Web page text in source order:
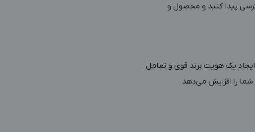
پیدا کنید و محصول و
یک هویت برند قوی و تعامل
شما را افزایش می‌دهد.